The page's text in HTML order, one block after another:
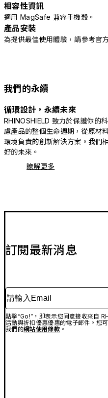
相容性資訊
適用 MagSafe 兼容手機殼。
產品安裝
為提供最佳使用體驗，請參考官
我們的永續
循環設計，永續未來
RHINOSHIELD 致力於保護你的
慮產品的整個生命週期，從原材
環境負責的創新解決方案。我們
好的未來。
瞭解更多
訂閱最新消息
請輸入Email
點擊“Go!”，即表示您同意接收來自
活動與折扣優惠優惠的電子郵件。您
我們的網站使用條款。